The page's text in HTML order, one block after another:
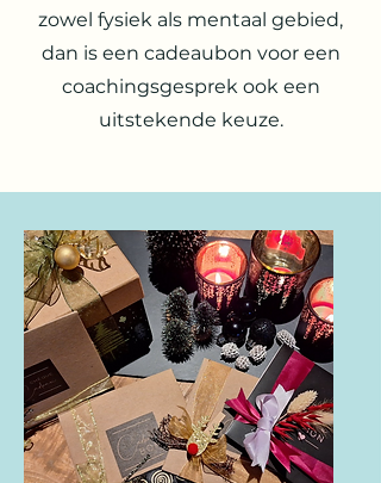
zowel fysiek als mentaal gebied,
dan is een cadeaubon voor een
coachingsgesprek ook een
uitstekende keuze.